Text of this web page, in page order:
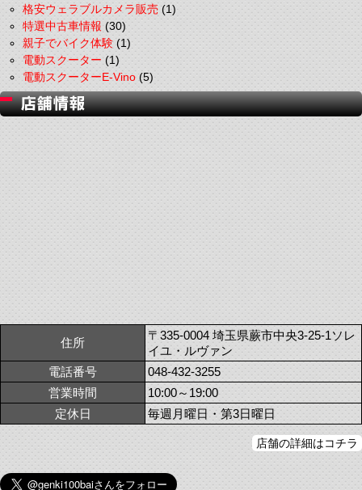
格安ウェラブルカメラ販売(1)
特選中古車情報(30)
親子でバイク体験(1)
電動スクーター(1)
電動スクーターE-Vino(5)
住所
〒335-0004 埼玉県蕨市中央3-25-1ソレ
イユ・ルヴァン
電話番号
048-432-3255
営業時間
10:00～19:00
定休日
毎週月曜日・第3日曜日
店舗の詳細はコチラ